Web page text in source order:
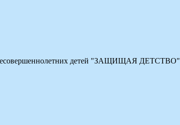
несовершеннолетних детей "ЗАЩИЩАЯ ДЕТСТВО"